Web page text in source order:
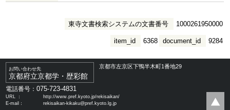
東寺文書検索システムの文書番号 1000261950000
document_id 9284
item_id 6368
お問い合わせ先
京都府立京都学・歴彩館
京都市左京区下鴨半木町1番地29
電話番号：075-723-4831
URL ：
http://www.pref.kyoto.jp/rekisaikan/
E-mail：
rekisaikan-kikaku@pref.kyoto.lg.jp